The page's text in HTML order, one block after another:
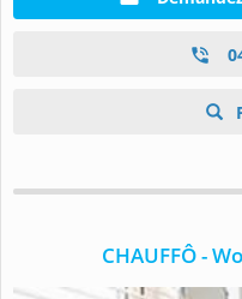
CHAUFFÔ -